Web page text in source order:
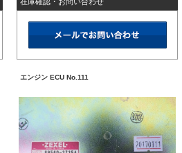
エンジン ECU No.111